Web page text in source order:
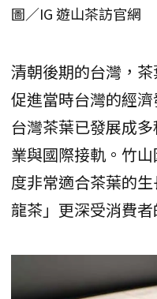
圖／IG 遊山茶訪官網
清朝後期的台灣，
促進當時台灣的經
台灣茶葉已發展成
業與國際接軌。竹
度非常適合茶葉的
龍茶」更深受消費者